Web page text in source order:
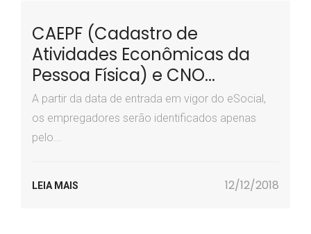
CAEPF (Cadastro de
Atividades Econômicas da
Pessoa Física) e CNO...
A partir da data de entrada em vigor do eSocial,
os empregadores serão identificados apenas
pelo...
LEIA MAIS 12/12/2018